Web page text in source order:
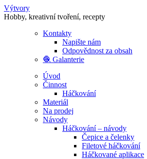
Výtvory
Hobby, kreativní tvoření, recepty
Kontakty
Napište nám
Odpovědnost za obsah
🧶 Galanterie
Úvod
Činnost
Háčkování
Materiál
Na prodej
Návody
Háčkování – návody
Čepice a čelenky
Filetové háčkování
Háčkované aplikace